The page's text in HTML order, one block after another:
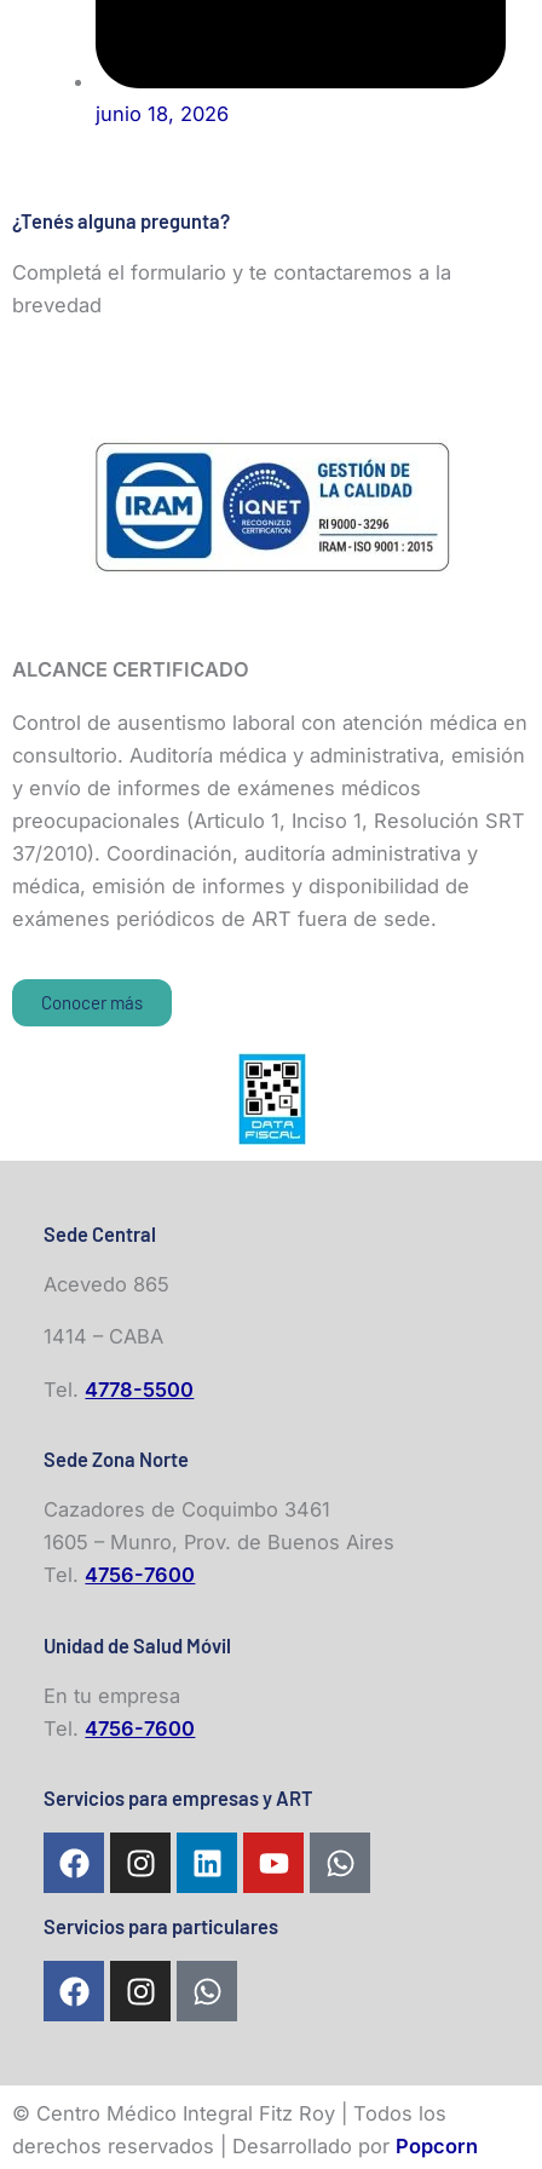
junio 18, 2026
¿Tenés alguna pregunta?
Completá el formulario y te contactaremos a la
brevedad
ALCANCE CERTIFICADO
Control de ausentismo laboral con atención médica en
consultorio. Auditoría médica y administrativa, emisión
y envío de informes de exámenes médicos
preocupacionales (Articulo 1, Inciso 1, Resolución SRT
37/2010). Coordinación, auditoría administrativa y
médica, emisión de informes y disponibilidad de
exámenes periódicos de ART fuera de sede.
Conocer más
Sede Central
Acevedo 865
1414 – CABA
Tel.4778-5500
Sede Zona Norte
Cazadores de Coquimbo 3461
1605 – Munro, Prov. de Buenos Aires
Tel.4756-7600
Unidad de Salud Móvil
En tu empresa
Tel.4756-7600
Servicios para empresas y ART
F
a
e
b
o
o
I
n
t
a
g
r
m
L
i
k
e
d
i
Y
o
t
W
h
Servicios para particulares
F
a
b
o
o
I
n
a
g
r
W
h
s
a
p
© Centro Médico Integral Fitz Roy | Todos los
derechos reservados | Desarrollado por Popcorn